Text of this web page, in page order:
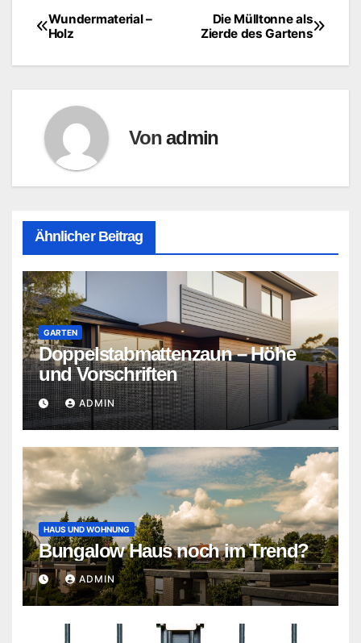
BeitragsnavigationDie Mülltonne als
Zierde des Gartens
Wundermaterial –
Holz
Vonadmin
Ähnlicher Beitrag
GARTEN
Doppelstabmattenzaun – Höhe
und Vorschriften
ADMIN
HAUS UND WOHNUNG
Bungalow Haus noch im Trend?
ADMIN